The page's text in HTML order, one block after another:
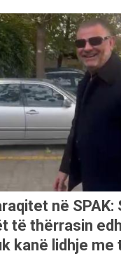
në SPAK:
të thërrasin
kanë lidhje me